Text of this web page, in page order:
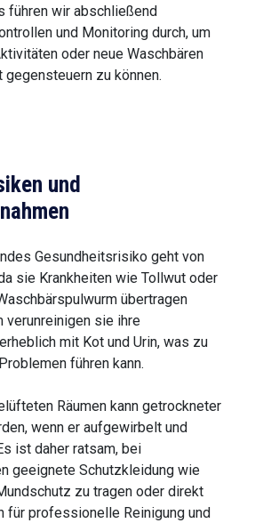
führen wir abschließend
und Monitoring durch, um
oder neue Waschbären
zu können.
und
Gesundheitsrisiko geht von
sie Krankheiten wie Tollwut oder
übertragen
verunreinigen sie ihre
mit Kot und Urin, was zu
führen kann.
Räumen kann getrockneter
wenn er aufgewirbelt und
ist daher ratsam, bei
geeignete Schutzkleidung wie
zu tragen oder direkt
für professionelle Reinigung und